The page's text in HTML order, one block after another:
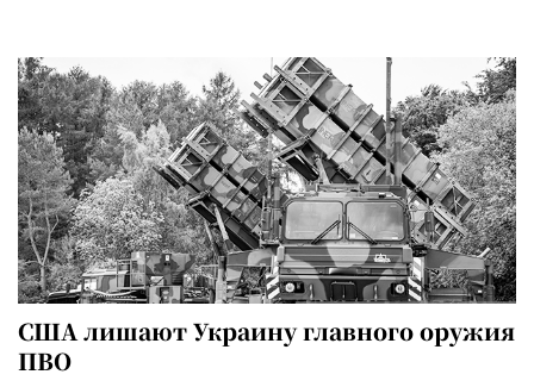
США лишают Украину главного оружия
ПВО